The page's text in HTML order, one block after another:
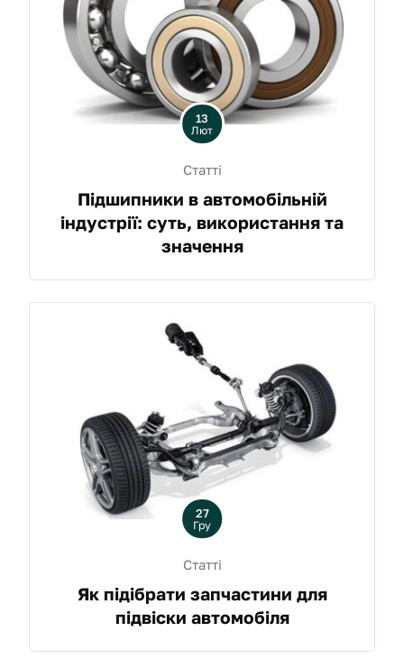
13
Лют
Статті
Підшипники в автомобільній
індустрії: суть, використання та
значення
27
Гру
Статті
Як підібрати запчастини для
підвіски автомобіля